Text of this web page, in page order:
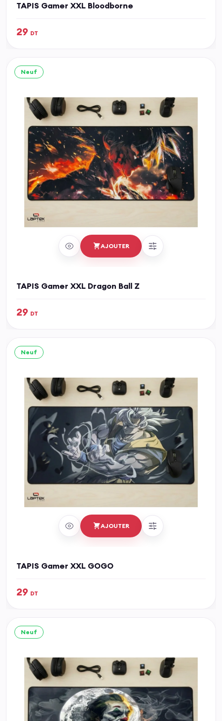
TAPIS Gamer XXL Bloodborne
29 DT
Neuf
AJOUTER
TAPIS Gamer XXL Dragon Ball Z
29 DT
Neuf
AJOUTER
TAPIS Gamer XXL GOGO
29 DT
Neuf